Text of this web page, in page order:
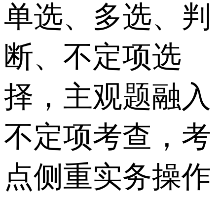
单选、多选、判
断、不定项选
择，主观题融入
不定项考查，考
点侧重实务操作